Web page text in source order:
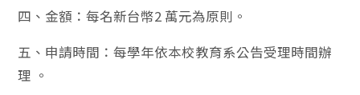
四、金額：每名新台幣2 萬元為原則。
五、申請時間：每學年依本校教育系公告受理時間辦
理 。